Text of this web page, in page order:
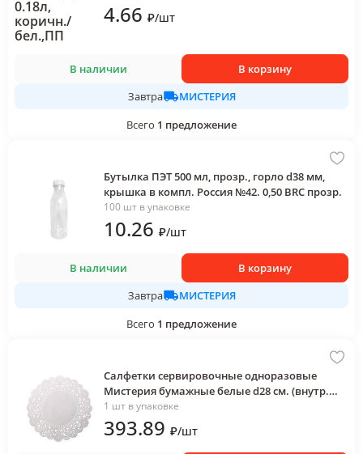
4.66 ₽/шт
В наличии
В корзину
Завтра
МИСТЕРИЯ
Всего 1 предложение
Бутылка ПЭТ 500 мл, прозр., горло d38 мм,
крышка в компл. Россия №42. 0,50 BRC прозр.
100 шт в упаковке
10.26 ₽/шт
В наличии
В корзину
Завтра
МИСТЕРИЯ
Всего 1 предложение
Салфетки сервировочные одноразовые
Мистерия бумажные белые d28 см. (внутр.
d19 см.) 250 шт.
1 шт в упаковке
393.89 ₽/шт